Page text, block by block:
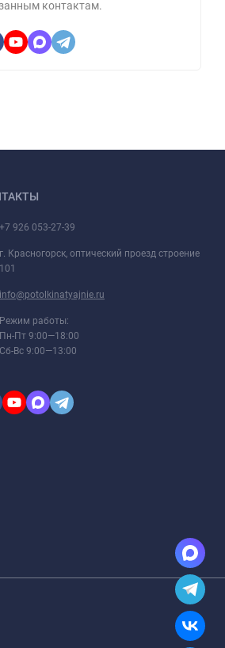
контактам.
+7 926 053-27-39
г. Красногорск, оптический проезд строение
101
info@potolkinatyajnie.ru
Режим работы:
Пн-Пт 9:00—18:00
Сб-Вс 9:00—13:00